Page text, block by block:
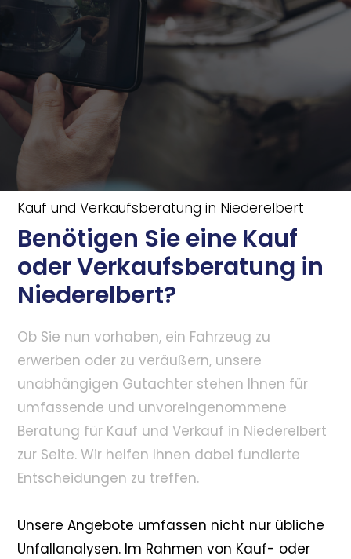
Kauf und Verkaufsberatung in Niederelbert
Benötigen Sie eine Kauf
oder Verkaufsberatung in
Niederelbert?
Ob Sie nun vorhaben, ein Fahrzeug zu
erwerben oder zu veräußern, unsere
unabhängigen Gutachter stehen Ihnen für
umfassende und unvoreingenommene
Beratung für Kauf und Verkauf in Niederelbert
zur Seite. Wir helfen Ihnen dabei fundierte
Entscheidungen zu treffen.
Unsere Angebote umfassen nicht nur übliche
Unfallanalysen. Im Rahmen von Kauf- oder